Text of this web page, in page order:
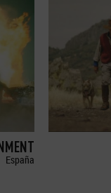
España